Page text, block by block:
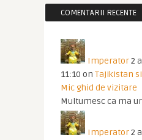
COMENTARII RECENTE
Imperator2
11:10 on Tajikistan
Mic ghid de vizitare
Multumesc ca ma
Imperator2